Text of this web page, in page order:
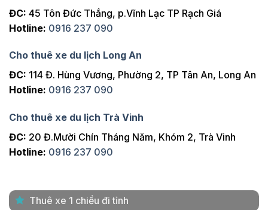
ĐC: 45 Tôn Đức Thắng, p.Vĩnh Lạc TP Rạch Giá
Hotline: 0916 237 090
Cho thuê xe du lịch Long An
ĐC: 114 Đ. Hùng Vương, Phường 2, TP Tân An, Long An
Hotline: 0916 237 090
Cho thuê xe du lịch Trà Vinh
ĐC: 20 Đ.Mười Chín Tháng Năm, Khóm 2, Trà Vinh
Hotline: 0916 237 090
Thuê xe 1 chiều đi tỉnh